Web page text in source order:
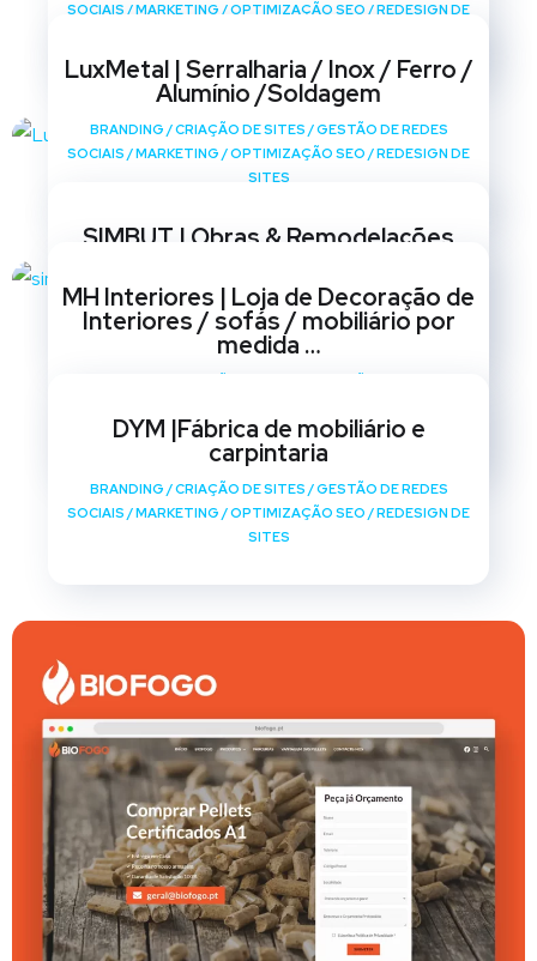
SOCIAIS /MARKETING /OPTIMIZAÇÃO SEO /REDESIGN DE
LuxMetal | Serralharia / Inox / Ferro /
Alumínio /Soldagem
BRANDING /CRIAÇÃO DE SITES /GESTÃO DE REDES
SOCIAIS /MARKETING /OPTIMIZAÇÃO SEO /REDESIGN DE
SITES
SIMBUT | Obras & Remodelações
SOCIAIS /MARKETING OPTIMIZAÇÃO SEO/ REDESIGN DE
SITES
MH Interiores | Loja de Decoração de
Interiores / sofás / mobiliário por
medida …
SITES
DYM |Fábrica de mobiliário e
carpintaria
BRANDING /CRIAÇÃO DE SITES /GESTÃO DE REDES
SOCIAIS /MARKETING /OPTIMIZAÇÃO SEO /REDESIGN DE
SITES